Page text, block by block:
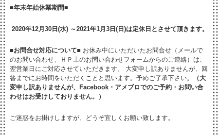
■年末年始休業期間■
2020年12月30日(水) ～2021年1月3日(日)は定休日とさせて頂きます。
■お問合せ対応について■ お休み中にいただいたお問合せ（メールで
のお問い合わせ、ＨＰ上のお問い合わせフォームからのご連絡）は、
翌営業日にご対応させていただきます。 大変申し訳ありませんが、回
答までにお時間をいただくことと思います。予めご了承下さい。
（大
変申し訳ありませんが、Facebook・アメブロでのご予約・お問い合
わせはお受けしておりません。）
ご迷惑をお掛けしますが、どうぞ宜しくお願い致します。